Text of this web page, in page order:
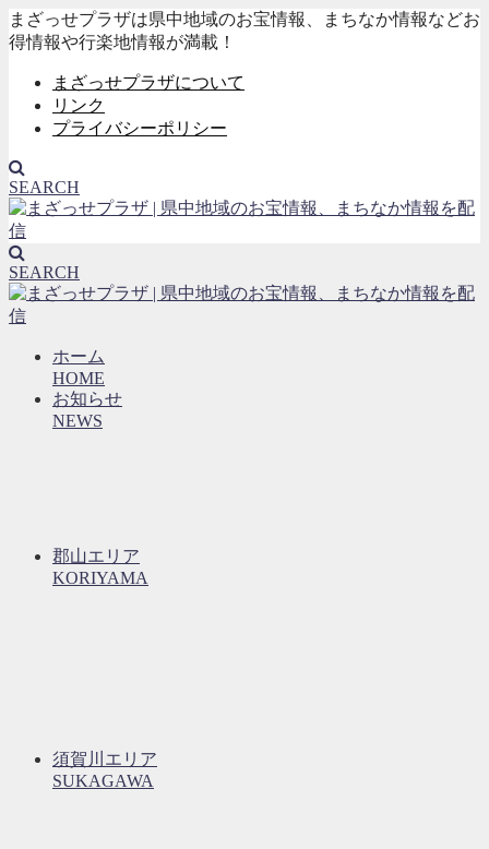
まざっせプラザは県中地域のお宝情報、まちなか情報などお
得情報や行楽地情報が満載！
まざっせプラザについて
リンク
プライバシーポリシー
SEARCH
SEARCH
ホーム
HOME
お知らせ
NEWS
郡山エリア
KORIYAMA
須賀川エリア
SUKAGAWA